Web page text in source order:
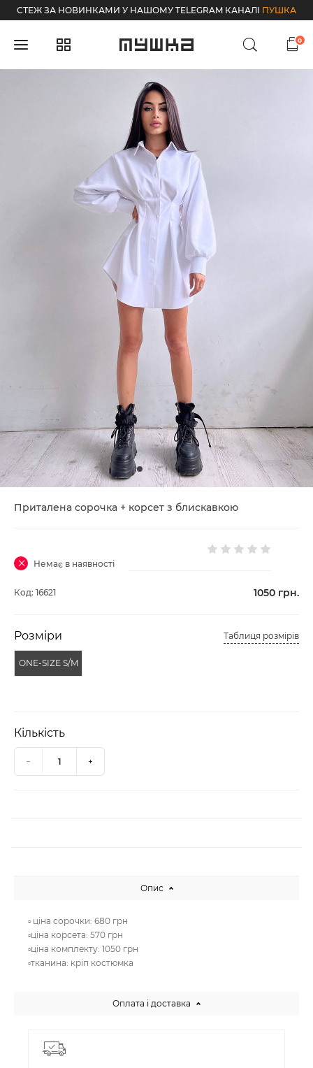
СТЕЖ ЗА НОВИНКАМИ У НАШОМУ TELEGRAM КАНАЛІ ПУШКА
0
Приталена сорочка + корсет з блискавкою
Немає в наявності
Код: 16621 1050 грн.
Розміри Таблиця розмірів
ONE-SIZE S/M
Кількість
Опис
▫️ ціна сорочки: 680 грн
▫️ціна корсета: 570 грн
▫️ціна комплекту: 1050 грн
▫️тканина: кріп костюмка
Оплата і доставка